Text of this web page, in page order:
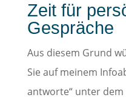
Zeit für
Gespräche
Aus diesem Grund
Sie auf meinem
antworte“ unter